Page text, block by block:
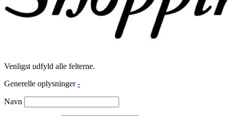
Venligst udfyld alle felterne.
Generelle oplysninger -
Navn